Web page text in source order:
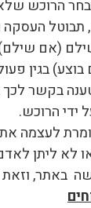
הרוכש
תבוטל
(אם
בוצע) בגין
בקשר
ידי הרוכש.
לעצמה
לא ליתן
באתר,